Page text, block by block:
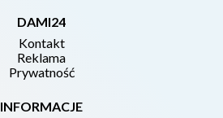
DAMI24
Kontakt
Reklama
Prywatność
INFORMACJE